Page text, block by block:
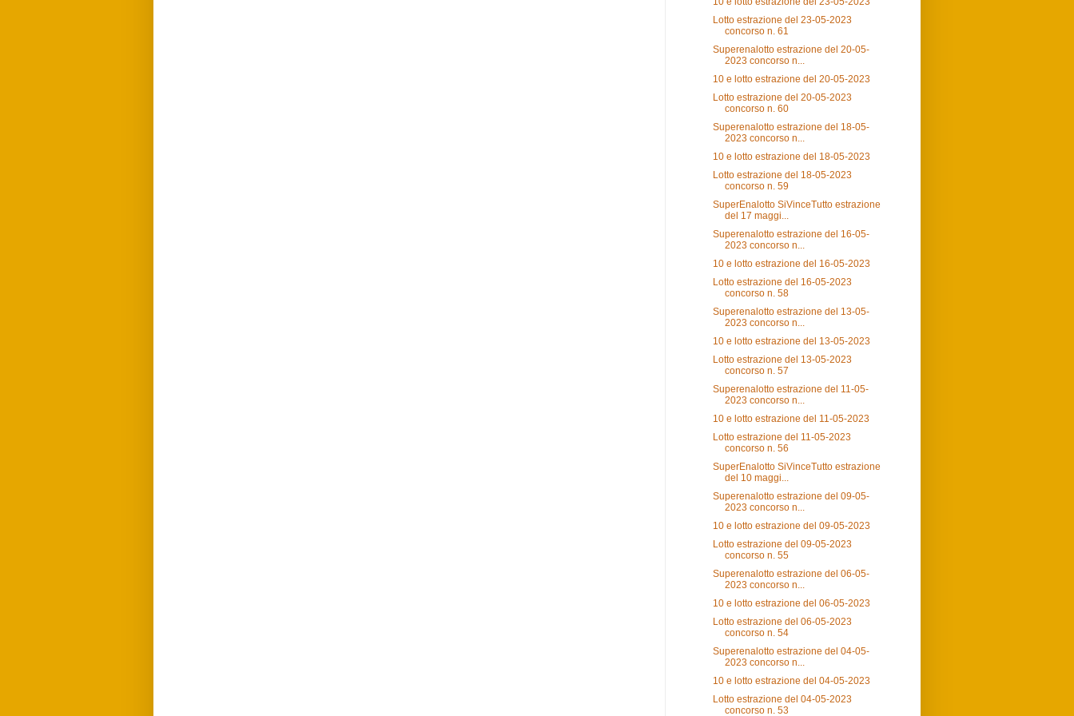
Lotto estrazione del 23-05-2023
concorso n. 61
Superenalotto estrazione del 20-05-
2023 concorso n...
10 e lotto estrazione del 20-05-2023
Lotto estrazione del 20-05-2023
concorso n. 60
Superenalotto estrazione del 18-05-
2023 concorso n...
10 e lotto estrazione del 18-05-2023
Lotto estrazione del 18-05-2023
concorso n. 59
SuperEnalotto SiVinceTutto estrazione
del 17 maggi...
Superenalotto estrazione del 16-05-
2023 concorso n...
10 e lotto estrazione del 16-05-2023
Lotto estrazione del 16-05-2023
concorso n. 58
Superenalotto estrazione del 13-05-
2023 concorso n...
10 e lotto estrazione del 13-05-2023
Lotto estrazione del 13-05-2023
concorso n. 57
Superenalotto estrazione del 11-05-
2023 concorso n...
10 e lotto estrazione del 11-05-2023
Lotto estrazione del 11-05-2023
concorso n. 56
SuperEnalotto SiVinceTutto estrazione
del 10 maggi...
Superenalotto estrazione del 09-05-
2023 concorso n...
10 e lotto estrazione del 09-05-2023
Lotto estrazione del 09-05-2023
concorso n. 55
Superenalotto estrazione del 06-05-
2023 concorso n...
10 e lotto estrazione del 06-05-2023
Lotto estrazione del 06-05-2023
concorso n. 54
Superenalotto estrazione del 04-05-
2023 concorso n...
10 e lotto estrazione del 04-05-2023
Lotto estrazione del 04-05-2023
concorso n. 53